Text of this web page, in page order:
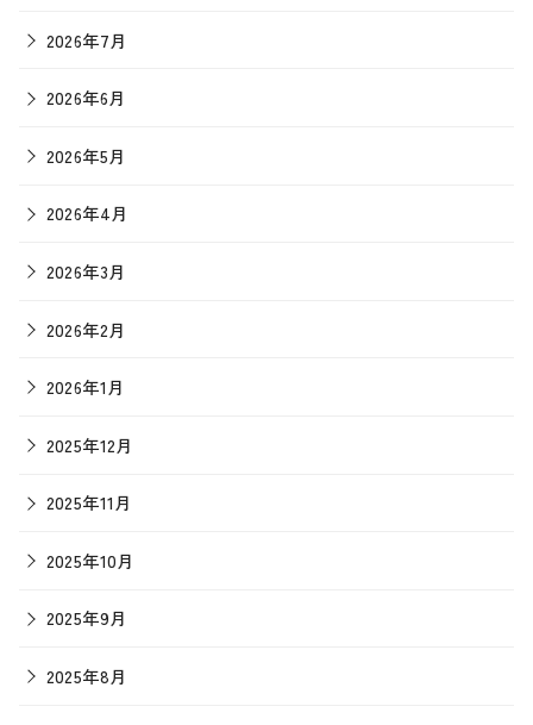
2026年7月
2026年6月
2026年5月
2026年4月
2026年3月
2026年2月
2026年1月
2025年12月
2025年11月
2025年10月
2025年9月
2025年8月